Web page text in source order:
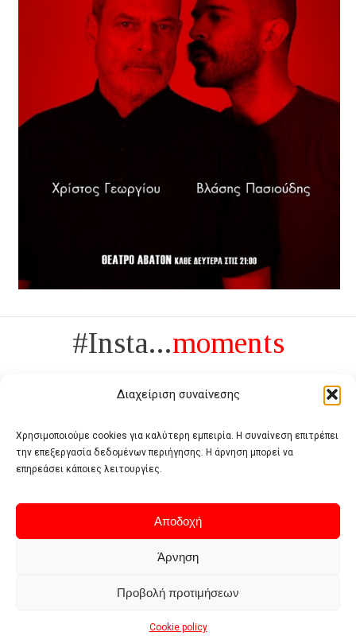
Διαχείριση συναίνεσης
Χρησιμοποιούμε cookies για καλύτερη εμπειρία. Η συναίνεση επιτρέπει
την επεξεργασία δεδομένων περιήγησης. Η άρνηση μπορεί να
επηρεάσει κάποιες λειτουργίες.
Αποδοχή
Άρνηση
Προβολή προτιμήσεων
Cookie policy
#Insta...moments
Πολυτέλεια δεν είναι το αντίθετο της ανέχειας, είναι το αντίθετο της
Terms of use Privacy policy Cookie policy
© 2026 - Deluxe. All Rights Reserved.